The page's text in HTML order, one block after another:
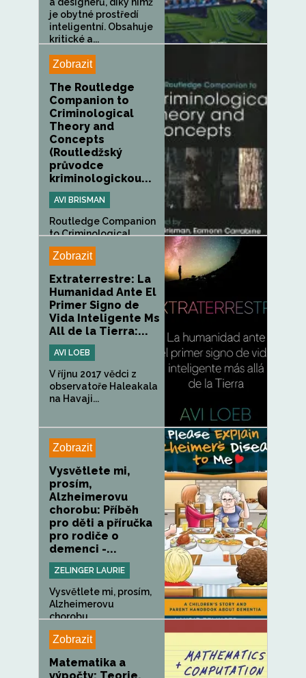
je obytné prostředí
inteligentní. Obsahuje
kritické a...
Zobrazit
The Routledge
Companion to
Criminological
Theory and
Concepts
(Routledžský
průvodce
kriminologickou...
AVI BRISMAN
Routledge Companion
to Criminological
Theory and...
Zobrazit
Extraterrestre: La
Humanidad Ante El
Primer Signo de
Vida Inteligente Ms
All de la Tierra:...
AVI LOEB
V říjnu 2017 vědci z
observatoře Haleakala
na Havaji...
Zobrazit
Vysvětlete mi,
prosím,
Alzheimerovu
chorobu: Příběh
pro děti a příručka
pro rodiče o
demenci -...
ZELINGER LAURIE
Vysvětlete mi, prosím,
Alzheimerovu
chorobu...
Zobrazit
Matematika a